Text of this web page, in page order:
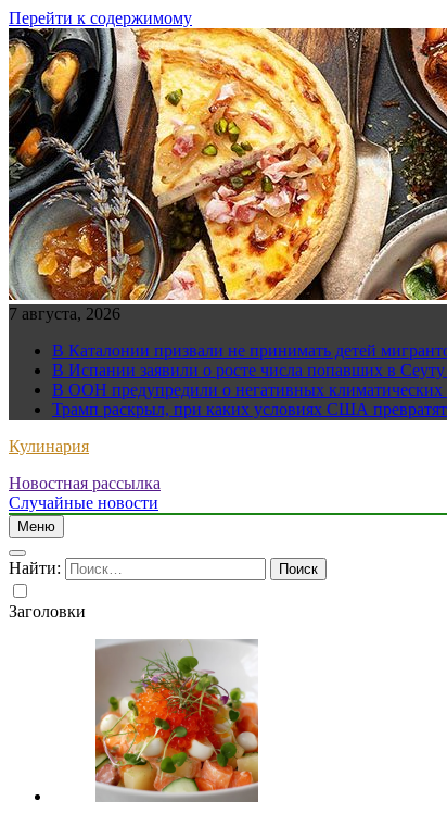
Перейти к содержимому
7 августа, 2026
В Каталонии призвали не принимать детей
В Испании заявили о росте числа попавших в
В ООН предупредили о негативных климатических
Трамп раскрыл, при каких условиях США
Кулинария
Новостная рассылка
Случайные новости
Меню
Найти:
Заголовки